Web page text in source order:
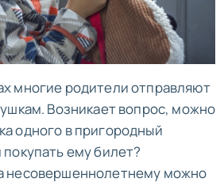
многие родители отправляют
Возникает вопрос, можно
одного в пригородный
ему билет?
несовершеннолетнему можно